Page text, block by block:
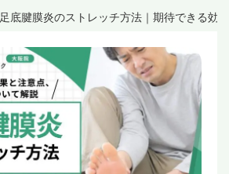
足底腱膜炎のストレッチ方法｜期待できる効